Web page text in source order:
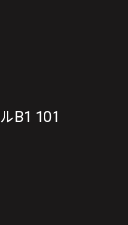
B1 101